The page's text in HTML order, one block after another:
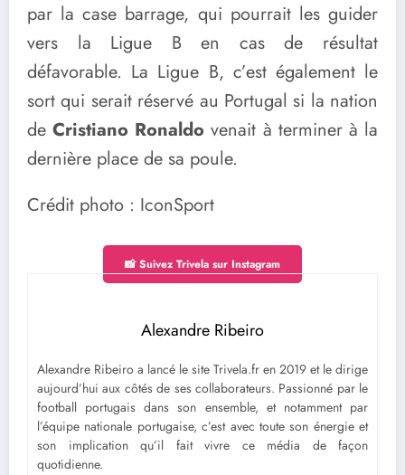
par la case barrage, qui pourrait les guider
vers la Ligue B en cas de résultat
défavorable. La Ligue B, c’est également le
sort qui serait réservé au Portugal si la nation
deCristiano Ronaldo venait à terminer à la
dernière place de sa poule.
Crédit photo : IconSport
📸 Suivez Trivela sur Instagram
Alexandre Ribeiro
Alexandre Ribeiro a lancé le site Trivela.fr en 2019 et le dirige
aujourd’hui aux côtés de ses collaborateurs. Passionné par le
football portugais dans son ensemble, et notamment par
l’équipe nationale portugaise, c’est avec toute son énergie et
son implication qu’il fait vivre ce média de façon
quotidienne.